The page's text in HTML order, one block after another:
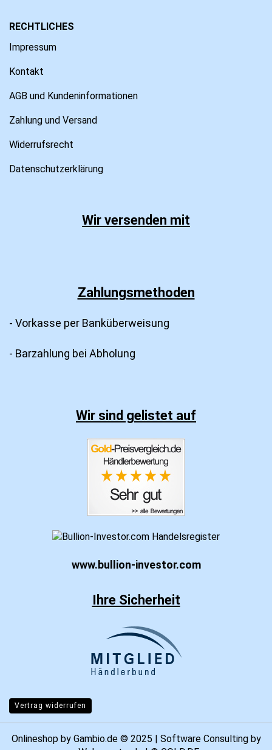
RECHTLICHES
Impressum
Kontakt
AGB und Kundeninformationen
Zahlung und Versand
Widerrufsrecht
Datenschutzerklärung
Wir versenden mit
Zahlungsmethoden
- Vorkasse per Banküberweisung
- Barzahlung bei Abholung
Wir sind gelistet auf
www.bullion-investor.com
Ihre Sicherheit
Vertrag widerrufen
Onlineshopby Gambio.de © 2025 | Software Consulting by